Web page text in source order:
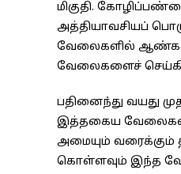
மிகுதி.
அத்தியாவசியப்
வேலைகளில்
வேலைகளைச்
பதினைந்து வயது
இத்தகைய
அமையும்
கொள்ளவும் இந்த